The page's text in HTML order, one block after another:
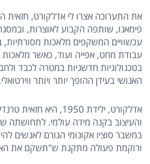
את התערוכה אצרו לי אדלקורט, חזאית
פימאנו, שותפה הקבוע לאוצרות,
עכשוויים המשקפים מלאכות מסורתיות,
עבודת מחט, אפייה ועוד, כאשר מלאכות
בטכנולוגיות חדשניות במטרה לכבד
האנושי בעידן ההופך יותר ויותר ווירטואלי.
אדלקורט, ילידת 1950,
והעיצוב בקנה מידה עולמי. לתחושתה
במשבר סוציו אקונומי הגורם לאנשים
ורוקמת פעולה מתקנת ש"תשקם את